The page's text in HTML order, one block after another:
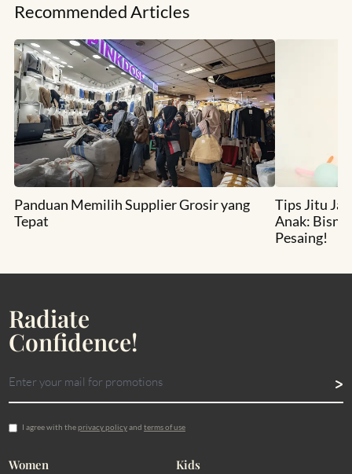
Recommended Articles
Panduan Memilih Supplier Grosir yang
Tepat
Tips Jitu
Anak:
Pesaing!
Radiate
Confidence!
I agree with theprivacy policyand terms of use
Women Kids